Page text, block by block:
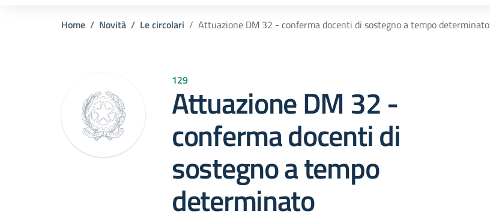
Home Novità Le circolari Attuazione DM 32 - conferma docenti di sostegno a tempo determinato
129
Attuazione DM 32 -
conferma docenti di
sostegno a tempo
determinato